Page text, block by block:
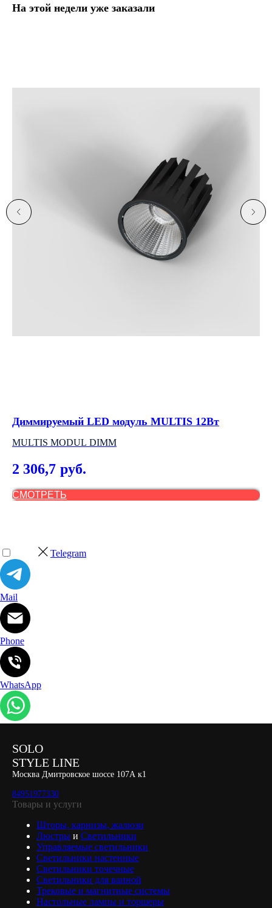
На этой недели уже заказали
Диммируемый LED модуль MULTIS 12Вт
MULTIS MODUL DIMM
2 306,7 руб.
СМОТРЕТЬ
Telegram
Mail
Phone
WhatsApp
SOLO
STYLE LINE
Москва Дмитровское шоссе 107А к1
84951977330
Товары и услуги
Шторы, карнизы, жалюзи
Люстры и Светильники
Управляемые светильники
Светильники настенные
Светильники точечные
Светильники для ванной
Трековые и магнитные системы
Настольные лампы и торшеры